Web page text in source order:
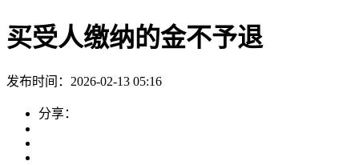
买受人缴纳的金不予退
发布时间：2026-02-13 05:16
分享：